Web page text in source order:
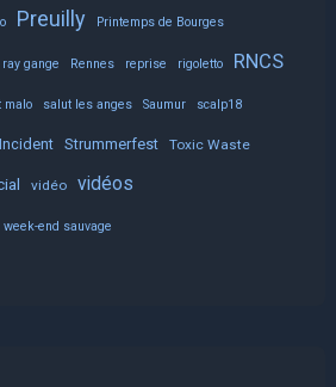
Preuilly Printemps de Bourges
ray gange Rennes reprise rigoletto RNCS
malo salut les anges Saumur scalp18
Strummerfest Toxic Waste
vidéo vidéos
week-end sauvage